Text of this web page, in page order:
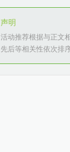
声明
活动推荐根据与正文
先后等相关性依次排序